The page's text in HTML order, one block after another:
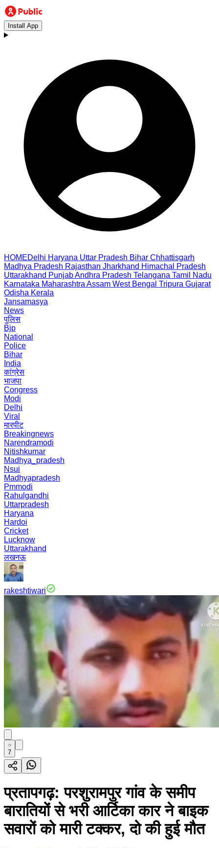
Install App
HOMEDelhi Haryana Uttar Pradesh Bihar Chhattisgarh
Madhya Pradesh Rajasthan Jharkhand Himachal Pradesh
Uttarakhand PunjabAndhra Pradesh Telangana Tamil Nadu
Karnataka Maharashtra Assam West Bengal Tripura Gujarat
Odisha Kerala
Jansamasya
News
पुलिस
Bjp
National
Police
Bihar
India
कांग्रेस
भाजपा
Congress
Modi
Delhi
Viral
मारपीट
Breakingnews
Narendramodi
Nitishkumar
Madhya_pradesh
Nsui
Madhyapradesh
Pmmodi
Rahulgandhi
Uttarpradesh
Haryana
Hardoi
Cricket
Lucknow
Uttarakhand
लखनऊ
rakeshtiwari
7
प्रतापगढ़: परशुरामपुर गांव के समीप
बारातियों से भरी आर्टिका कार ने बाइक
सवारों को मारी टक्कर, दो की हुई मौत